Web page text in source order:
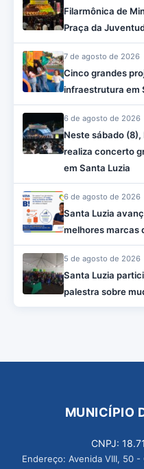
Filarmônica de
Praça da
7 de agosto de 2026
Cinco grandes
infraestrutura em
6 de agosto de 2026
Neste sábado
realiza concerto
em Santa Luzia
6 de agosto de 2026
Santa Luzia
melhores marcas
5 de agosto de 2026
Santa Luzia
palestra sobre
MUNICÍPIO
CNPJ:
Endereço: Avenida VIII, 50